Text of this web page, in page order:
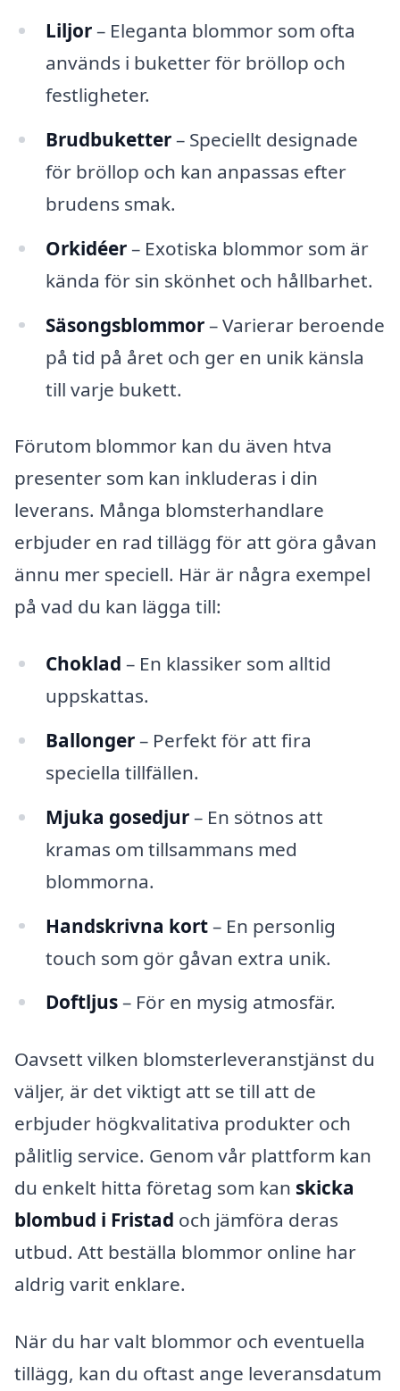
Liljor– Eleganta blommor som ofta
används i buketter för bröllop och
festligheter.
Brudbuketter– Speciellt designade
för bröllop och kan anpassas efter
brudens smak.
Orkidéer– Exotiska blommor som är
kända för sin skönhet och hållbarhet.
Säsongsblommor– Varierar beroende
på tid på året och ger en unik känsla
till varje bukett.
Förutom blommor kan du även htva
presenter som kan inkluderas i din
leverans. Många blomsterhandlare
erbjuder en rad tillägg för att göra gåvan
ännu mer speciell. Här är några exempel
på vad du kan lägga till:
Choklad – En klassiker som alltid
uppskattas.
Ballonger– Perfekt för att fira
speciella tillfällen.
Mjuka gosedjur– En sötnos att
kramas om tillsammans med
blommorna.
Handskrivna kort– En personlig
touch som gör gåvan extra unik.
Doftljus– För en mysig atmosfär.
Oavsett vilken blomsterleveranstjänst du
väljer, är det viktigt att se till att de
erbjuder högkvalitativa produkter och
pålitlig service. Genom vår plattform kan
du enkelt hitta företag som kan skicka
blombud i Fristad och jämföra deras
utbud. Att beställa blommor online har
aldrig varit enklare.
När du har valt blommor och eventuella
tillägg, kan du oftast ange leveransdatum